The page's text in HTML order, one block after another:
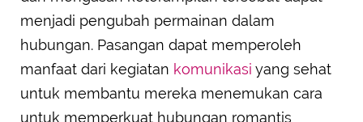
menjadi pengubah permainan dalam
hubungan. Pasangan dapat memperoleh
manfaat dari kegiatan komunikasi yang sehat
untuk membantu mereka menemukan cara
untuk memperkuat hubungan romantis